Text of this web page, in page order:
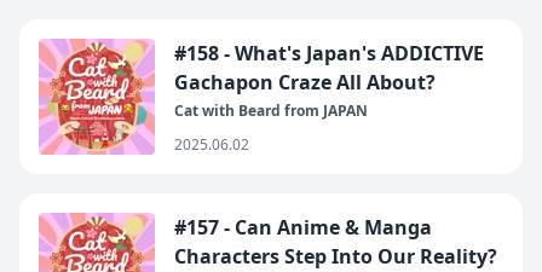
#158 - What's Japan's ADDICTIVE
Gachapon Craze All About?
Cat with Beard from JAPAN
2025.06.02
#157 - Can Anime & Manga
Characters Step Into Our Reality?